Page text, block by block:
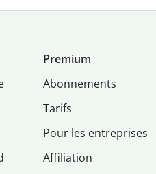
Premium
Abonnements
Tarifs
Pour les entreprises
Affiliation